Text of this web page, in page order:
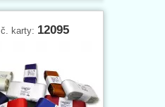
č. karty: 12095